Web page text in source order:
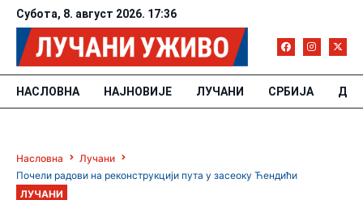
Субота, 8. август 2026. 17:36
НАСЛОВНА НАЈНОВИЈЕ ЛУЧАНИ СРБИЈА
Насловна
Лучани
Почели радови на реконструкцији пута у засеоку Ћендићи
ЛУЧАНИ